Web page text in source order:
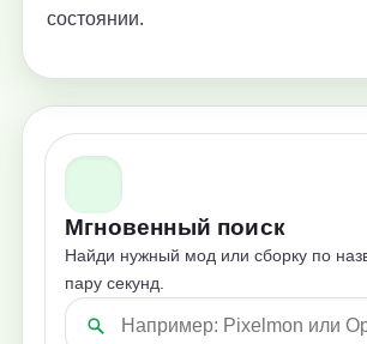
состоянии.
Мгновенный поиск
Найди нужный мод или сборку по
пару секунд.